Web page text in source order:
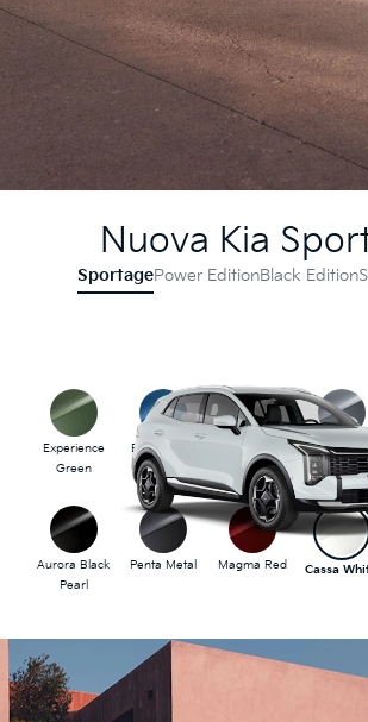
per lo stile SUV
Ispirata ai contrasti della natura, la
Nuova Kia
SportagePower EditionBlack Edition
Experience
Green
Blue Flame Deluxe White Lunar
Aurora Black
Pearl
Penta Metal Magma Red Cassa